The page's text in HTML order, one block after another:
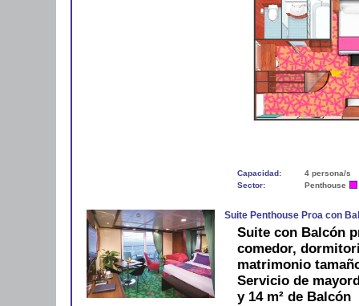
Capacidad:
4 persona/s
Sector:
Penthouse
Suite Penthouse Proa con
Suite con Balcón
comedor,
matrimonio
Servicio de
y 14 m² de Balcón